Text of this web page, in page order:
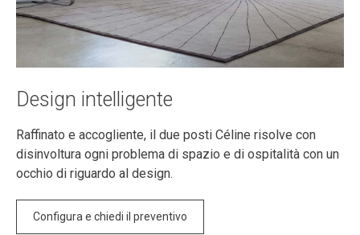
Design intelligente
Raffinato e accogliente, il due posti Céline risolve con
disinvoltura ogni problema di spazio e di ospitalità con un
occhio di riguardo al design.
Configura e chiedi il preventivo